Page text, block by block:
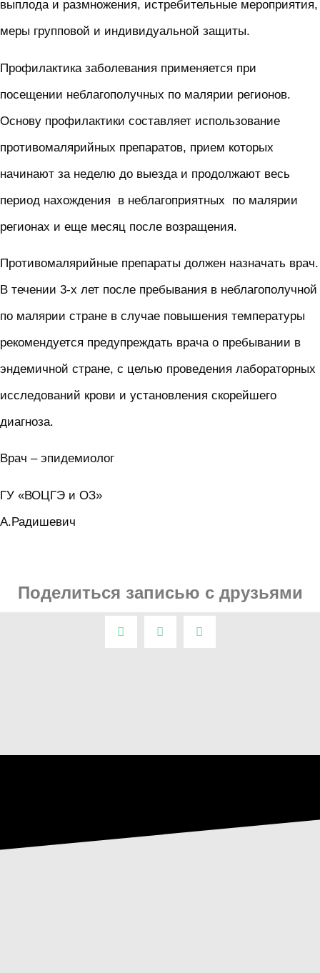
выплода и размножения, истребительные мероприятия,
меры групповой и индивидуальной защиты.
Профилактика заболевания применяется при
посещении неблагополучных по малярии регионов.
Основу профилактики составляет использование
противомалярийных препаратов, прием которых
начинают за неделю до выезда и продолжают весь
период нахождения в неблагоприятных по малярии
регионах и еще месяц после возращения.
Противомалярийные препараты должен назначать врач.
В течении 3-х лет после пребывания в неблагополучной
по малярии стране в случае повышения температуры
рекомендуется предупреждать врача о пребывании в
эндемичной стране, с целью проведения лабораторных
исследований крови и установления скорейшего
диагноза.
Врач – эпидемиолог
ГУ «ВОЦГЭ и ОЗ»
А.Радишевич
Поделиться записью с друзьями